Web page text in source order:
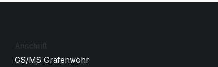
GS/MS Grafenwöhr